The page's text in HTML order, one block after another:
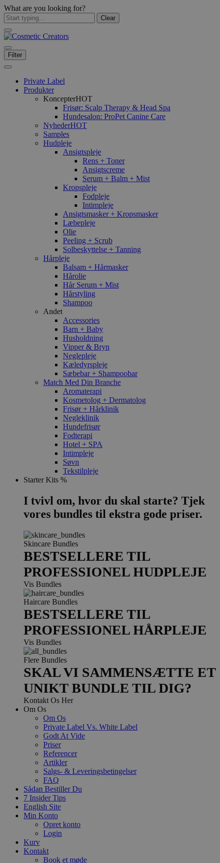
What are you looking for?
Clear
Filter
Private Label
Produkter
KoncepterHOT
Frisør: Scalp Therapy & Head Spa
Hundesalon: ProPet Canine Care
NyhederHOT
Samples
Hudpleje
Ansigtspleje
Rens + Toner
Ansigtscreme
Serum + Balm + Mist
Kropspleje
Fodpleje
Intimpleje
Ansigtsmasker + Kropsmasker
Læbepleje
Olie
Peeling + Scrub
Solbeskyttelse + Tanning
Hårpleje
Balsam + Hårmasker
Hårolie
Hår Serum + Mist
Hårstyling
Shampoo
Andet
Accessories
Barn + Baby
Husholdning
Vipper & Bryn
Neglepleje
Kæledyrspleje
Sæbebar + Shampoobar
Match Med Din Branche
Aromaterapi
Kosmetolog + Dermatolog
Frisør + Hårklinik
Negleklinik
Hundefrisør
Fodterapi
Hotel + SPA
Intimpleje
Søvn
Tekstilpleje
Starter Kits %
I tvivl om, hvor du skal starte? Tjek
vores bundles til ekstra gode priser.
Skincare Bundles
BESTSELLERE TIL
PROFESSIONEL HUDPLEJE
Vis Bundles
Haircare Bundles
BESTSELLERE TIL
PROFESSIONEL HÅRPLEJE
Vis Bundles
Flere Bundles
SKAL VI SAMMENSÆTTE ET
UNIKT BUNDLE TIL DIG?
Kontakt Os Her
Om Os
Om Os
Private Label Vs. White Label
Godt At Vide
Priser
Referencer
Artikler
Salgs- & Leveringsbetingelser
FAQ
Sådan Bestiller Du
7 Insider Tips
English Site
Min Konto
Opret konto
Login
Kurv
Kontakt
Book et møde